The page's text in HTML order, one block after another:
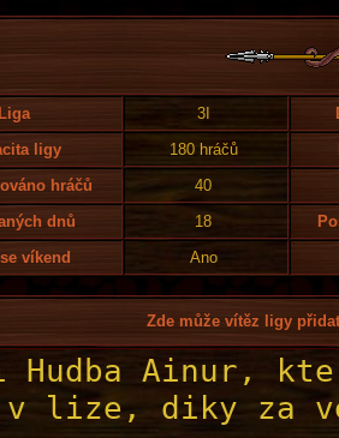
Liga 3I
ligy
180 hráčů
hráčů
40
dnů
18
víkend
Ano
Zde může vítěz ligy